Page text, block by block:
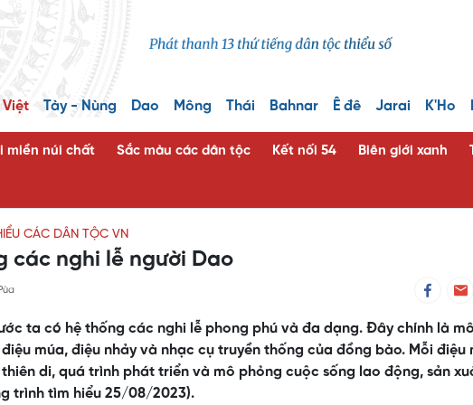
Việt Tày - Nùng Dao Mông Thái Bahnar Ê đê Jarai K'Ho
miền núi chất Sắc màu các dân tộc Kết nối 54 Biên giới xanh
CÁC DÂN TỘC VN
các nghi lễ người Dao
ta có hệ thống các nghi lễ phong phú và đa dạng. Đây chính là
múa, điệu nhảy và nhạc cụ truyền thống của đồng bào. Mỗi điệu
di, quá trình phát triển và mô phỏng cuộc sống lao động, sản
trình tìm hiểu 25/08/2023).